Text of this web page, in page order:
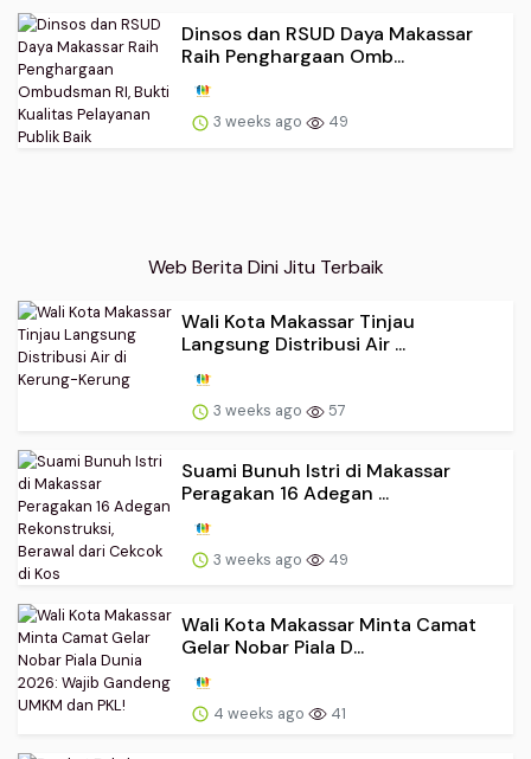
Dinsos dan RSUD Daya Makassar
Raih Penghargaan Omb...
3 weeks ago 49
Web Berita Dini Jitu Terbaik
Wali Kota Makassar Tinjau
Langsung Distribusi Air ...
3 weeks ago 57
Suami Bunuh Istri di Makassar
Peragakan 16 Adegan ...
3 weeks ago 49
Wali Kota Makassar Minta Camat
Gelar Nobar Piala D...
4 weeks ago 41